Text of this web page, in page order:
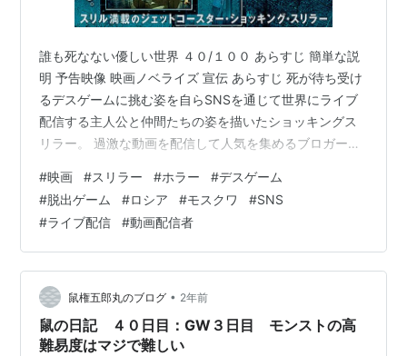
誰も死なない優しい世界 ４０/１００ あらすじ 簡単な説
明 予告映像 映画ノベライズ 宣伝 あらすじ 死が待ち受け
るデスゲームに挑む姿を自らSNSを通じて世界にライブ
配信する主人公と仲間たちの姿を描いたショッキングス
リラー。 過激な動画を配信して人気を集めるブロガーの
受けて仲間とともにロシアにやってくる。 ゲームの舞台
は、モスクワ郊外に建つ元監獄という不気味な廃墟で、
そこに仕掛けられた数々のトラップをクリアし、さまざ
まな拷問装置にとらわれた仲間を制限時間内に救い出さ
なければならない。 コールは全世界にライブ配信しなが
ら、この前代未聞のスケールを…
#映画 #スリラー #ホラー #デスゲーム
#脱出ゲーム #ロシア #モスクワ #SNS
#ライブ配信 #動画配信者
鼠権五郎丸のブログ • 2年前
鼠の日記 ４０日目：GW３日目 モンストの高
難易度はマジで難しい